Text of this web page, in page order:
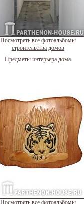
Посмотреть все фотоальбомы
строительства домов
Предметы интерьера дома
Посмотреть все фотоальбомы